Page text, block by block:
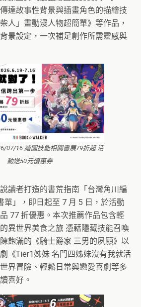
達故事性背景與插畫角色的描繪技
人」畫動漫人物超簡單》等作品，
景設定，一次補足創作所需靈感與
07/16 繪圖技能相關書展79折起 活
動送50元優惠券
讀者打造的書荒指南「台灣角川編
單」，即日起至 7 月 5 日，於活動
77 折優惠。本次推薦作品包含輕
異世界美食之旅 憑藉隱藏技能召喚
飽滿的《騎士爵家 三男的夙願》以
《Tier1姊妹 名門四姊妹沒有我就活
界冒險、輕鬆日常與戀愛喜劇等多
喜好。